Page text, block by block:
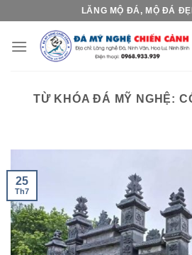
content
LĂNG MỘ ĐÁ, MỘ ĐÁ
TỪ KHÓA ĐÁ MỸ NGHỆ:
25
Th7